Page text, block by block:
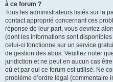
à ce forum ?
Tous les administrateurs listés sur la
contact approprié concernant ces
réponse de leur part, vous devriez
(dont les informations sont
celui-ci fonctionne sur un service
de gestion des abus. Veuillez noter
juridiction et ne peut en aucun cas
où et par qui ce forum est utilisé. Ne
problème d’ordre légal (commentaire